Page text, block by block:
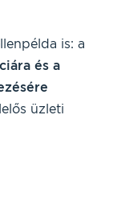
is: a
és a
üzleti